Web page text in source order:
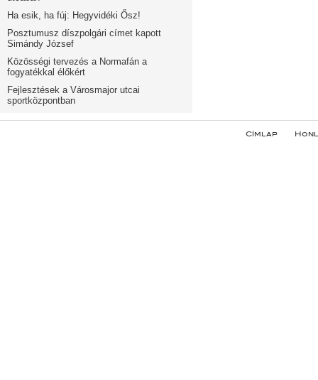
Ha esik, ha fúj: Hegyvidéki Ősz!
Posztumusz díszpolgári címet kapott
Simándy József
Közösségi tervezés a Normafán a
fogyatékkal élőkért
Fejlesztések a Városmajor utcai
sportközpontban
Címlap